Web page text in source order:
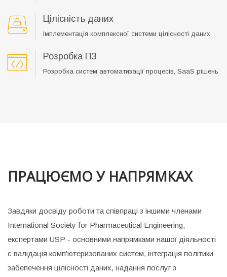
Цілісність даних
Імплементація комплексної системи цілісності даних
Розробка ПЗ
Розробка систем автоматизації процесів, SaaS рішень
ПРАЦЮЄМО У НАПРЯМКАХ
Завдяки досвіду роботи та співпраці з іншими членами
International Society for Pharmaceutical Engineering,
експертами USP - основними напрямками нашої діяльності
є валідація комп'ютеризованих систем, інтеграція політики
забепечення цілісності даних, надання послуг з